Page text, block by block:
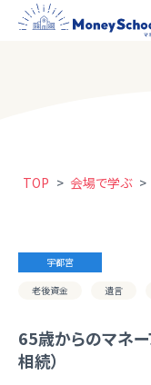
TOP > 会場で学ぶ >
宇都宮
老後資金 遺言
65歳からのマネー
相続）